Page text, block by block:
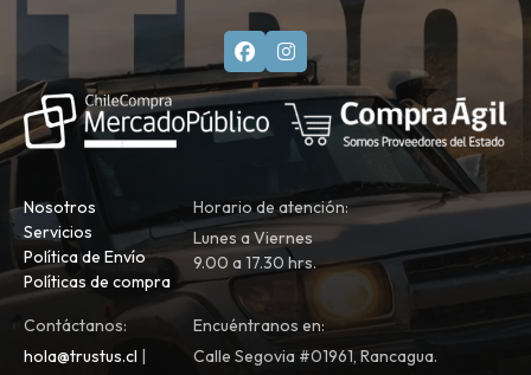
Nosotros
Servicios
Política de Envío
Políticas de compra
Horario de atención:
Lunes a Viernes
9.00 a 17.30 hrs.
Contáctanos:
hola@trustus.cl |
Encuéntranos en:
Calle Segovia #01961, Rancagua.